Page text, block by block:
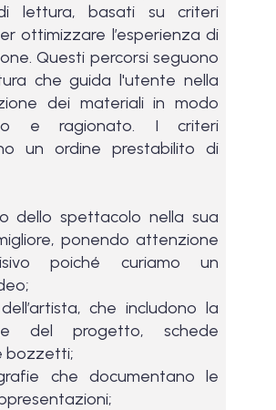
lettura, basati su criteri
ottimizzare l’esperienza di
Questi percorsi seguono
che guida l'utente nella
dei materiali in modo
e ragionato. I criteri
un ordine prestabilito di
dello spettacolo nella sua
ponendo attenzione
poiché curiamo un
che includono la
del progetto, schede
bozzetti;
che documentano le